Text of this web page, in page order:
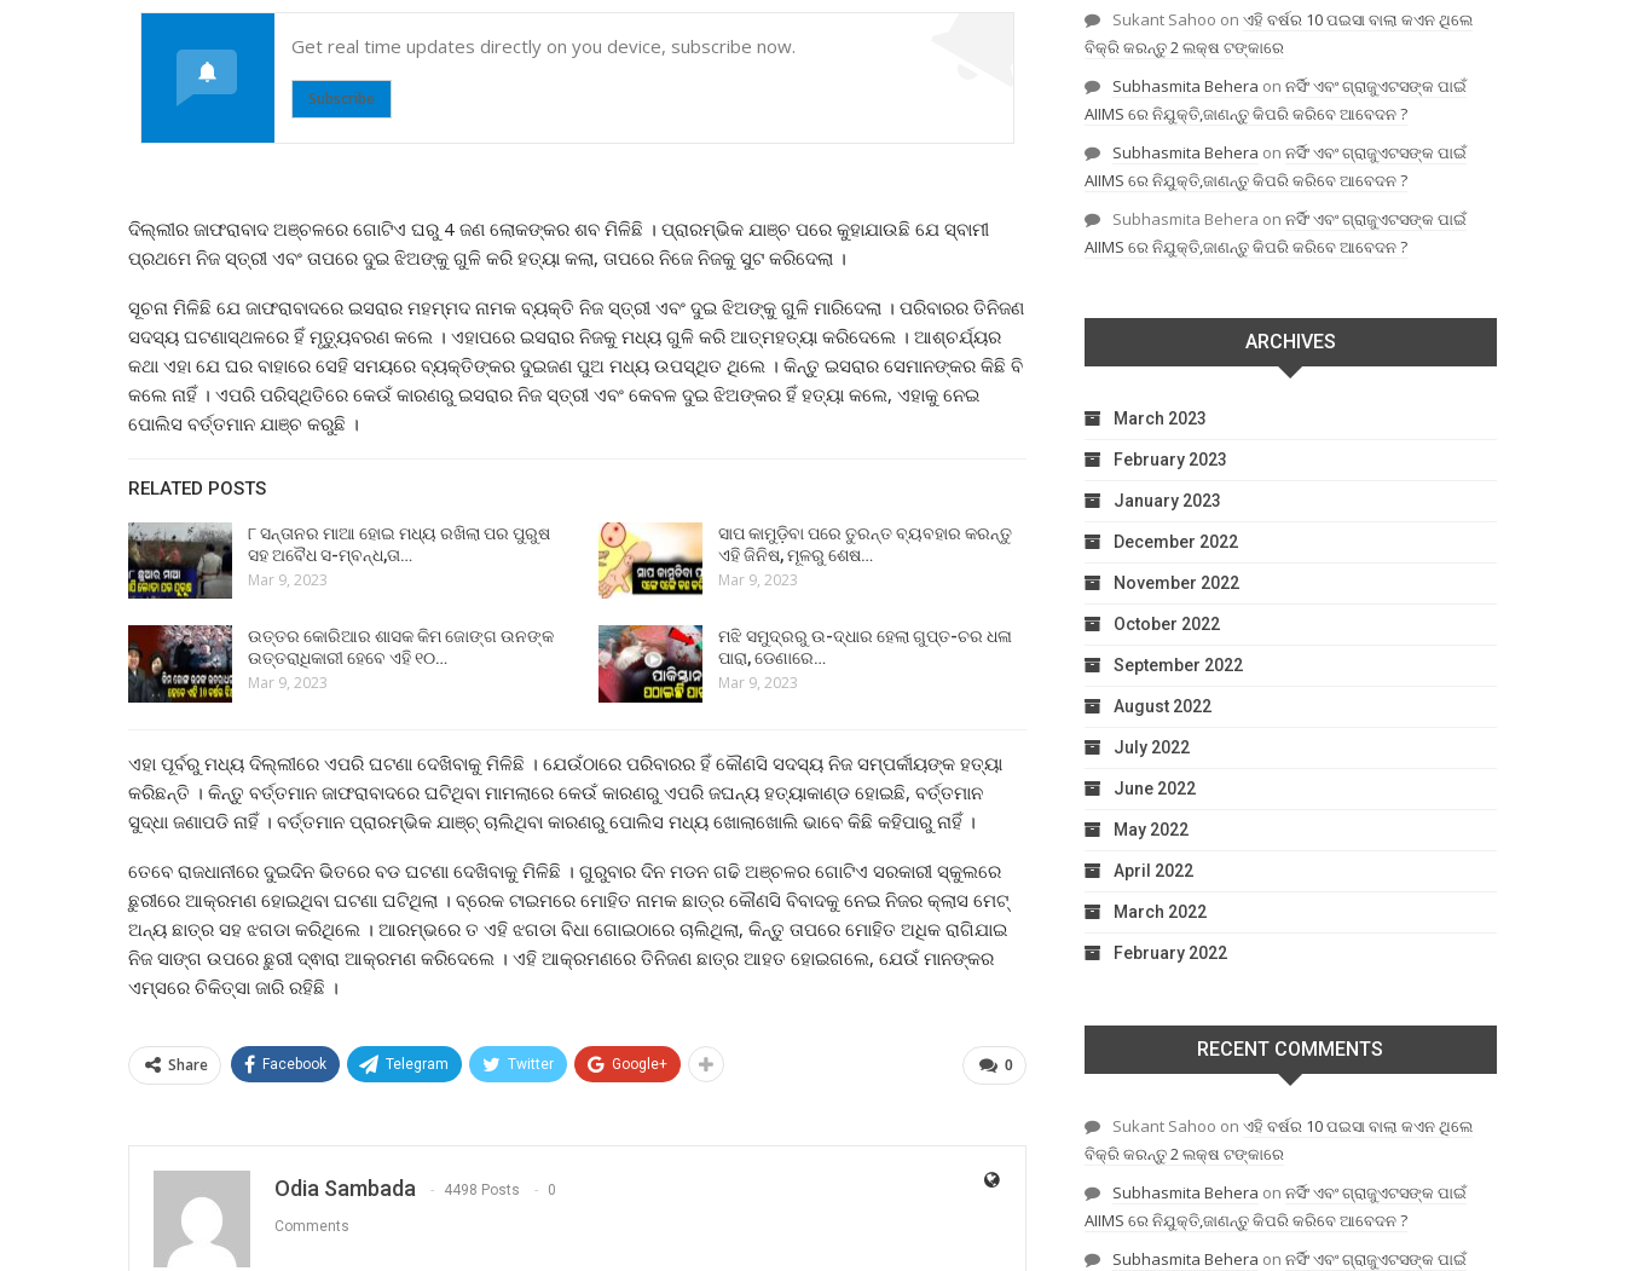
Get real time updates directly on you device, subscribe now.
Subscribe
ଦିଲ୍ଲୀର ଜାଫରାବାଦ ଅଞ୍ଚଳରେ ଗୋଟିଏ ଘରୁ 4 ଜଣ ଲୋକଙ୍କର ଶବ ମିଳିଛି । ପ୍ରାରମ୍ଭିକ ଯାଞ୍ଚ ପରେ କୁହାଯାଉଛି ଯେ ସ୍ବାମୀ
ପ୍ରଥମେ ନିଜ ସ୍ତ୍ରୀ ଏବଂ ତାପରେ ଦୁଇ ଝିଅଙ୍କୁ ଗୁଳି କରି ହତ୍ୟା କଲା, ତାପରେ ନିଜେ ନିଜକୁ ସୁଟ କରିଦେଲା ।
ସୂଚନା ମିଳିଛି ଯେ ଜାଫରାବାଦରେ ଇସରାର ମହମ୍ମଦ ନାମକ ବ୍ୟକ୍ତି ନିଜ ସ୍ତ୍ରୀ ଏବଂ ଦୁଇ ଝିଅଙ୍କୁ ଗୁଳି ମାରିଦେଲା । ପରିବାରର ତିନିଜଣ
ସଦସ୍ୟ ଘଟଣାସ୍ଥଳରେ ହିଁ ମୃତ୍ୟୁବରଣ କଲେ । ଏହାପରେ ଇସରାର ନିଜକୁ ମଧ୍ୟ ଗୁଳି କରି ଆତ୍ମହତ୍ୟା କରିଦେଲେ । ଆଶ୍ଚର୍ଯ୍ୟର
କଥା ଏହା ଯେ ଘର ବାହାରେ ସେହି ସମୟରେ ବ୍ୟକ୍ତିଙ୍କର ଦୁଇଜଣ ପୁଅ ମଧ୍ୟ ଉପସ୍ଥିତ ଥିଲେ । କିନ୍ତୁ ଇସରାର ସେମାନଙ୍କର କିଛି ବି
କଲେ ନାହିଁ । ଏପରି ପରିସ୍ଥିତିରେ କେଉଁ କାରଣରୁ ଇସରାର ନିଜ ସ୍ତ୍ରୀ ଏବଂ କେବଳ ଦୁଇ ଝିଅଙ୍କର ହିଁ ହତ୍ୟା କଲେ, ଏହାକୁ ନେଇ
ପୋଲିସ ବର୍ତ୍ତମାନ ଯାଞ୍ଚ କରୁଛି ।
RELATED POSTS
୮ ସନ୍ତାନର ମାଆ ହୋଇ ମଧ୍ୟ ରଖିଲା ପର ପୁରୁଷ
ସହ ଅବୈଧ ସ-ମ୍ବନ୍ଧ,ତା…
Mar 9, 2023
ସାପ କାମୁଡ଼ିବା ପରେ ତୁରନ୍ତ ବ୍ୟବହାର କରନ୍ତୁ
ଏହି ଜିନିଷ, ମୂଳରୁ ଶେଷ…
Mar 9, 2023
ଉତ୍ତର କୋରିଆର ଶାସକ କିମ ଜୋଙ୍ଗ ଉନଙ୍କ
ଉତ୍ତରାଧିକାରୀ ହେବେ ଏହି ୧୦…
Mar 9, 2023
ମଝି ସମୁଦ୍ରରୁ ଉ-ଦ୍ଧାର ହେଲା ଗୁପ୍ତ-ଚର ଧଳା
ପାରା, ଡେଣାରେ…
Mar 9, 2023
ଏହା ପୂର୍ବରୁ ମଧ୍ୟ ଦିଲ୍ଲୀରେ ଏପରି ଘଟଣା ଦେଖିବାକୁ ମିଳିଛି । ଯେଉଁଠାରେ ପରିବାରର ହିଁ କୌଣସି ସଦସ୍ୟ ନିଜ ସମ୍ପର୍କୀୟଙ୍କ ହତ୍ୟା
କରିଛନ୍ତି । କିନ୍ତୁ ବର୍ତ୍ତମାନ ଜାଫରାବାଦରେ ଘଟିଥିବା ମାମଲାରେ କେଉଁ କାରଣରୁ ଏପରି ଜଘନ୍ୟ ହତ୍ୟାକାଣ୍ଡ ହୋଇଛି, ବର୍ତ୍ତମାନ
ସୁଦ୍ଧା ଜଣାପଡି ନାହିଁ । ବର୍ତ୍ତମାନ ପ୍ରାରମ୍ଭିକ ଯାଞ୍ଚ୍ ଚାଲିଥିବା କାରଣରୁ ପୋଲିସ ମଧ୍ୟ ଖୋଲାଖୋଲି ଭାବେ କିଛି କହିପାରୁ ନାହିଁ ।
ତେବେ ରାଜଧାନୀରେ ଦୁଇଦିନ ଭିତରେ ବଡ ଘଟଣା ଦେଖିବାକୁ ମିଳିଛି । ଗୁରୁବାର ଦିନ ମଡନ ଗଢି ଅଞ୍ଚଳର ଗୋଟିଏ ସରକାରୀ ସ୍କୁଲରେ
ଛୁରୀରେ ଆକ୍ରମଣ ହୋଇଥିବା ଘଟଣା ଘଟିଥିଲା । ବ୍ରେକ ଟାଇମରେ ମୋହିତ ନାମକ ଛାତ୍ର କୌଣସି ବିବାଦକୁ ନେଇ ନିଜର କ୍ଲାସ ମେଟ୍
ଅନ୍ୟ ଛାତ୍ର ସହ ଝଗଡା କରିଥିଲେ । ଆରମ୍ଭରେ ତ ଏହି ଝଗଡା ବିଧା ଗୋଇଠାରେ ଚାଲିଥିଲା, କିନ୍ତୁ ତାପରେ ମୋହିତ ଅଧିକ ରାଗିଯାଇ
ନିଜ ସାଙ୍ଗ ଉପରେ ଛୁରୀ ଦ୍ଵାରା ଆକ୍ରମଣ କରିଦେଲେ । ଏହି ଆକ୍ରମଣରେ ତିନିଜଣ ଛାତ୍ର ଆହତ ହୋଇଗଲେ, ଯେଉଁ ମାନଙ୍କର
ଏମ୍ସରେ ଚିକିତ୍ସା ଜାରି ରହିଛି ।
0
Share Facebook Telegram Twitter Google+
Odia Sambada 4498 Posts 0
Comments
Sukant Sahoo on ଏହି ବର୍ଷର 10 ପଇସା ବାଲା କଏନ ଥିଲେ
ବିକ୍ରି କରନ୍ତୁ 2 ଲକ୍ଷ ଟଙ୍କାରେ
Subhasmita Behera on ନର୍ସିଂ ଏବଂ ଗ୍ରାଜୁଏଟସଙ୍କ ପାଇଁ
AIIMS ରେ ନିଯୁକ୍ତି,ଜାଣନ୍ତୁ କିପରି କରିବେ ଆବେଦନ ?
Subhasmita Behera on ନର୍ସିଂ ଏବଂ ଗ୍ରାଜୁଏଟସଙ୍କ ପାଇଁ
AIIMS ରେ ନିଯୁକ୍ତି,ଜାଣନ୍ତୁ କିପରି କରିବେ ଆବେଦନ ?
Subhasmita Behera on ନର୍ସିଂ ଏବଂ ଗ୍ରାଜୁଏଟସଙ୍କ ପାଇଁ
AIIMS ରେ ନିଯୁକ୍ତି,ଜାଣନ୍ତୁ କିପରି କରିବେ ଆବେଦନ ?
ARCHIVES
March 2023
February 2023
January 2023
December 2022
November 2022
October 2022
September 2022
August 2022
July 2022
June 2022
May 2022
April 2022
March 2022
February 2022
RECENT COMMENTS
Sukant Sahoo on ଏହି ବର୍ଷର 10 ପଇସା ବାଲା କଏନ ଥିଲେ
ବିକ୍ରି କରନ୍ତୁ 2 ଲକ୍ଷ ଟଙ୍କାରେ
Subhasmita Behera on ନର୍ସିଂ ଏବଂ ଗ୍ରାଜୁଏଟସଙ୍କ ପାଇଁ
AIIMS ରେ ନିଯୁକ୍ତି,ଜାଣନ୍ତୁ କିପରି କରିବେ ଆବେଦନ ?
Subhasmita Behera on ନର୍ସିଂ ଏବଂ ଗ୍ରାଜୁଏଟସଙ୍କ ପାଇଁ